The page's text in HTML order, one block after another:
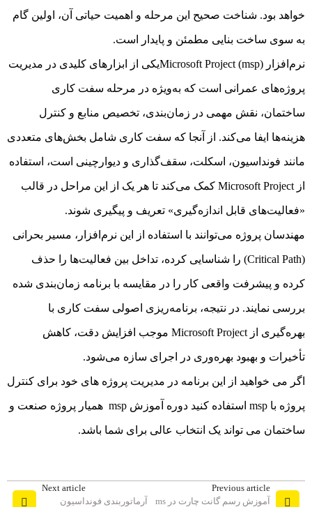
خواهد بود. شناخت صحیح این مرحله و اهمیت حیاتی آن، اولین گام
به سوی ساخت بنایی مطمئن و پایدار است.
نرم‌افزار Microsoft Project (msp)یکی از ابزارهای کلیدی در مدیریت
پروژه‌های عمرانی است که به‌ویژه در مرحله سفت کاری
ساختمان، نقش مهمی در زمان‌بندی، تخصیص منابع و کنترل
هزینه‌ها ایفا می‌کند. از آنجا که سفت کاری شامل بخش‌های متعددی
مانند فونداسیون، اسکلت، سقف‌گذاری و دیوارچینی است، استفاده
از Microsoft Project کمک می‌کند تا هر یک از این مراحل در قالب
«فعالیت‌های قابل اندازه‌گیری» تعریف و پیگیری شوند.
مهندسان پروژه می‌توانند با استفاده از این نرم‌افزار، مسیر بحرانی
(Critical Path) را شناسایی کرده، تداخل بین فعالیت‌ها را حذف
کرده و پیشرفت واقعی کار را در مقایسه با برنامه زمان‌بندی شده
بررسی نمایند. در نتیجه، برنامه‌ریزی اصولی سفت کاری با
بهره‌گیری از Microsoft Project موجب افزایش دقت، کاهش
تأخیرات و بهبود بهره‌وری در اجرای سازه می‌شود.
اگر می خواهید از این برنامه در مدیریت پروژه های خود برای کنترل
پروژه با msp استفاده کنید دوره آموزش msp همیار پروژه صنعت و
ساختمان می تواند یک انتخاب عالی برای شما باشد.
Previous article
آموزش رسم گانت چارت در ms
Next article
آرماتوربندی فونداسیون